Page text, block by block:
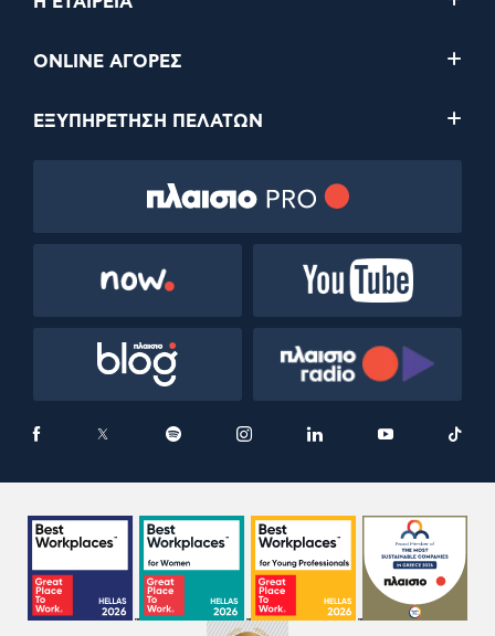
ONLINE ΑΓΟΡΕΣ
ΕΞΥΠΗΡΕΤΗΣΗ ΠΕΛΑΤΩΝ